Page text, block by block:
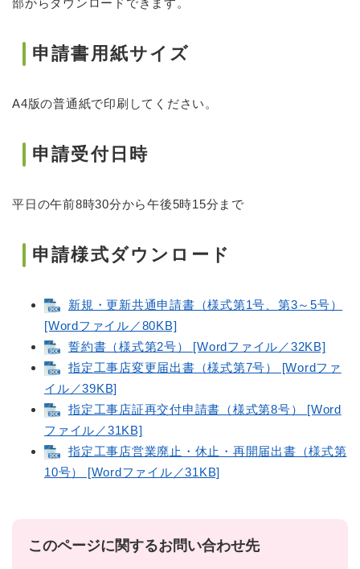
申請書用紙サイズ
A4版の普通紙で印刷してください。
申請受付日時
平日の午前8時30分から午後5時15分まで
申請様式ダウンロード
新規・更新共通申請書（様式第1号、第3～5号）
[Wordファイル／80KB]
誓約書（様式第2号） [Wordファイル／32KB]
指定工事店変更届出書（様式第7号） [Wordファ
イル／39KB]
指定工事店証再交付申請書（様式第8号） [Word
ファイル／31KB]
指定工事店営業廃止・休止・再開届出書（様式第
10号） [Wordファイル／31KB]
このページに関するお問い合わせ先